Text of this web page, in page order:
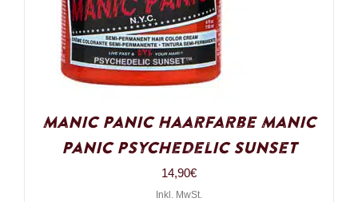
Manic Panic Haarfarbe Manic
Panic Psychedelic Sunset
14,90€
Inkl. MwSt.